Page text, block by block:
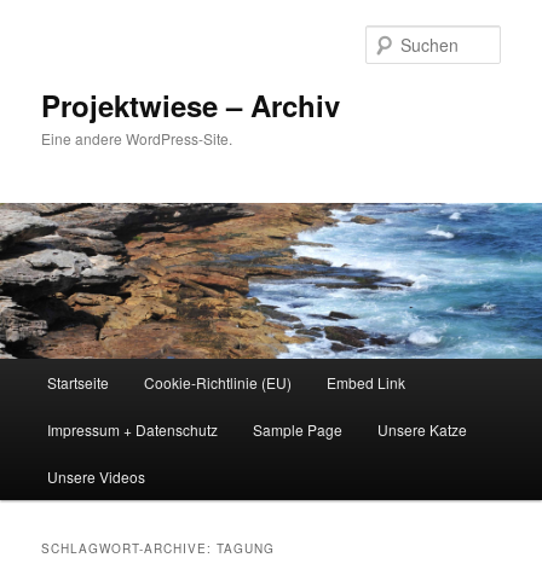
Projektwiese – Archiv
Eine andere WordPress-Site.
Startseite Cookie-Richtlinie (EU) Embed Link
Impressum + Datenschutz Sample Page Unsere Katze
Unsere Videos
SCHLAGWORT-ARCHIVE:TAGUNG